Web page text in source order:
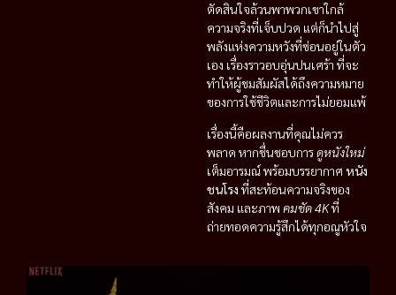
ตัดสินใจล้วนพาพวกเขาใกล้
ความจริงที่เจ็บปวด แต่ก็นำไปสู่
พลังแห่งความหวังที่ซ่อนอยู่ในตัว
เอง เรื่องราวอบอุ่นปนเศร้า ที่จะ
ทำให้ผู้ชมสัมผัสได้ถึงความหมาย
ของการใช้ชีวิตและการไม่ยอมแพ้
เรื่องนี้คือผลงานที่คุณไม่ควร
พลาด หากชื่นชอบการ ดูหนังใหม่
เต็มอารมณ์ พร้อมบรรยากาศ หนัง
ชนโรง ที่สะท้อนความจริงของ
สังคม และภาพ คมชัด 4Kที่
ถ่ายทอดความรู้สึกได้ทุกอณูหัวใจ